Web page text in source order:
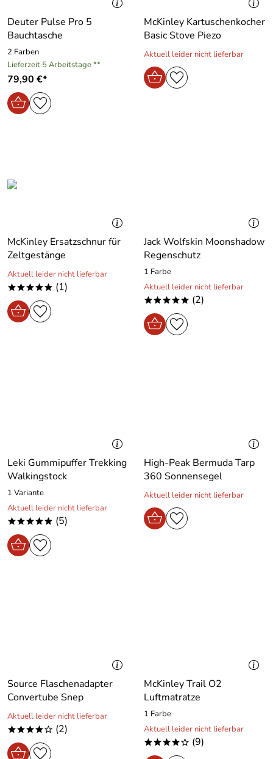
Deuter Pulse Pro 5
Bauchtasche
2 Farben
Lieferzeit 5 Arbeitstage **
79,90 €*
McKinley Kartuschenkocher
Basic Stove Piezo
Aktuell leider nicht lieferbar
McKinley Ersatzschnur für
Zeltgestänge
Aktuell leider nicht lieferbar
***** (1)
Jack Wolfskin Moonshadow
Regenschutz
1 Farbe
Aktuell leider nicht lieferbar
***** (2)
Leki Gummipuffer Trekking
Walkingstock
1 Variante
Aktuell leider nicht lieferbar
***** (5)
High-Peak Bermuda Tarp
360 Sonnensegel
Aktuell leider nicht lieferbar
Source Flaschenadapter
Convertube Snep
Aktuell leider nicht lieferbar
****o (2)
McKinley Trail O2
Luftmatratze
1 Farbe
Aktuell leider nicht lieferbar
****o (9)